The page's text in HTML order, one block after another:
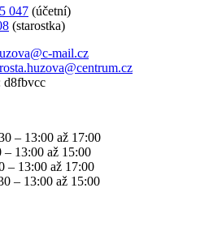
047 (účetní)
(starostka)
mail.cz
d8fbvcc
– 13:00 až 17:00
– 13:00 až 15:00
– 13:00 až 17:00
– 13:00 až 15:00